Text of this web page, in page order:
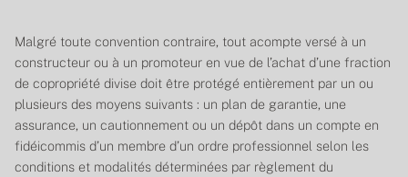
Malgré toute convention contraire, tout acompte versé à un
constructeur ou à un promoteur en vue de l’achat d’une fraction
de copropriété divise doit être protégé entièrement par un ou
plusieurs des moyens suivants : un plan de garantie, une
assurance, un cautionnement ou un dépôt dans un compte en
fidéicommis d’un membre d’un ordre professionnel selon les
conditions et modalités déterminées par règlement du